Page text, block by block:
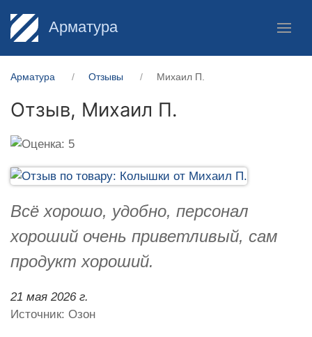
Арматура
Арматура Отзывы Михаил П.
Отзыв, Михаил П.
Всё хорошо, удобно, персонал
хороший очень приветливый, сам
продукт хороший.
21 мая 2026 г.
Источник: Озон